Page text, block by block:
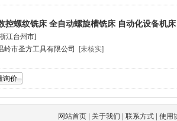
控螺纹铣床 全自动螺旋槽铣床 自动化设备机床
江台州市]
岭市圣方工具有限公司
[未核实]
网站首页 关于我们 |联系方式 |使用